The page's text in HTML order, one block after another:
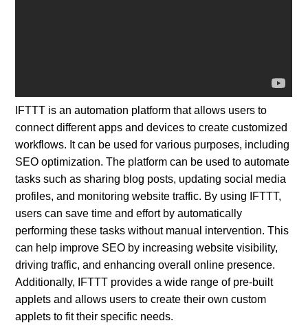
IFTTT is an automation platform that allows users to
connect different apps and devices to create customized
workflows. It can be used for various purposes, including
SEO optimization. The platform can be used to automate
tasks such as sharing blog posts, updating social media
profiles, and monitoring website traffic. By using IFTTT,
users can save time and effort by automatically
performing these tasks without manual intervention. This
can help improve SEO by increasing website visibility,
driving traffic, and enhancing overall online presence.
Additionally, IFTTT provides a wide range of pre-built
applets and allows users to create their own custom
applets to fit their specific needs.